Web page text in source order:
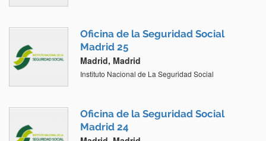
Oficina de la Seguridad Social
Madrid 25
Madrid, Madrid
Instituto Nacional de La Seguridad Social
Oficina de la Seguridad Social
Madrid 24